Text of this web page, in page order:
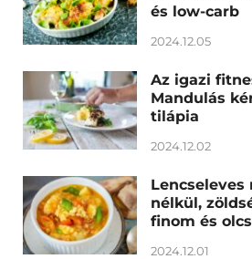
és low-carb
2024.12.05
Az igazi
Mandulás
tilápia
2024.12.02
Lencseleves
nélkül,
finom és
2024.12.01